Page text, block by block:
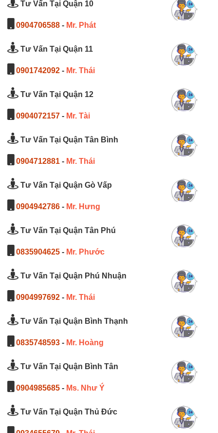
Tư Vấn Tại Quận 10
0904706588 - Mr. Phát
Tư Vấn Tại Quận 11
0901742092 - Mr. Thái
Tư Vấn Tại Quận 12
0904072157 - Mr. Tài
Tư Vấn Tại Quận Tân Bình
0904712881 - Mr. Thái
Tư Vấn Tại Quận Gò Vấp
0904942786 - Mr. Hưng
Tư Vấn Tại Quận Tân Phú
0835904625 - Mr. Phước
Tư Vấn Tại Quận Phú Nhuận
0904997692 - Mr. Thái
Tư Vấn Tại Quận Bình Thạnh
0835748593 - Mr. Hoàng
Tư Vấn Tại Quận Bình Tân
0904985685 - Ms. Như Ý
Tư Vấn Tại Quận Thủ Đức